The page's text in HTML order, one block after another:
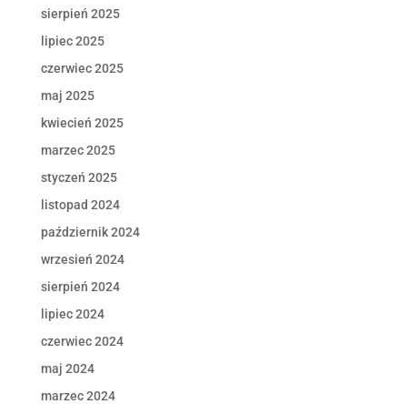
sierpień 2025
lipiec 2025
czerwiec 2025
maj 2025
kwiecień 2025
marzec 2025
styczeń 2025
listopad 2024
październik 2024
wrzesień 2024
sierpień 2024
lipiec 2024
czerwiec 2024
maj 2024
marzec 2024